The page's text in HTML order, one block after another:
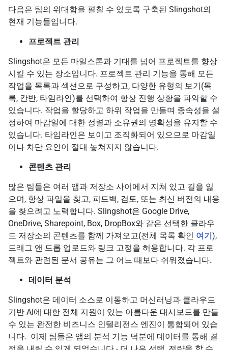
다음은 팀의 위대함을 펼칠 수 있도록 구축된 Slingshot의
현재 기능들입니다.
프로젝트 관리
Slingshot은 모든 마일스톤과 기대를 넘어 프로젝트를 향상
시킬 수 있는 장소입니다. 프로젝트 관리 기능을 통해 모든
작업을 목록과 섹션으로 구성하고, 다양한 유형의 보기(목
록, 칸반, 타임라인)를 선택하여 항상 진행 상황을 파악할 수
있습니다. 작업을 할당하고 하위 작업을 만들며 종속성을 설
정하여 마감일에 대한 정렬과 소유권의 명확성을 유지할 수
있습니다. 타임라인은 보이고 조직화되어 있으므로 마감일
이나 차단 요인이 절대 놓쳐지지 않습니다.
콘텐츠 관리
많은 팀들은 여러 앱과 저장소 사이에서 지쳐 있고 길을 잃
으며, 항상 파일을 찾고, 피드백, 검토, 또는 최신 버전의 내용
을 찾으려고 노력합니다. Slingshot은 Google Drive,
OneDrive, Sharepoint, Box, DropBox와 같은 선택한 클라우
드 저장소의 콘텐츠를 함께 가져오고(전체 목록 확인 여기),
드래그 앤 드롭 업로드와 링크 고정을 허용합니다. 각 프로
젝트와 관련된 문서 공유는 그 어느 때보다 쉬워졌습니다.
데이터 분석
Slingshot은 데이터 소스로 이동하고 머신러닝과 클라우드
기반 AI에 대한 전체 지원이 있는 아름다운 대시보드를 만들
수 있는 완전한 비즈니스 인텔리전스 엔진이 통합되어 있습
니다. 이제 팀들은 앱의 분석 기능 덕분에 데이터를 통해 결